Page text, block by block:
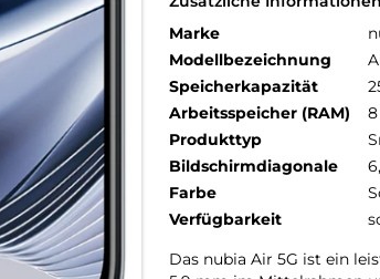
Marke
Modellbezeichnung
Speicherkapazität
Arbeitsspeicher (RAM)
Produkttyp
Bildschirmdiagonale
Farbe
Verfügbarkeit
Das nubia Air 5G ist ein